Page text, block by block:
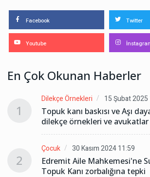
Facebook Twitter
Youtube
En Çok Okunan Haberler
1
Dilekçe Örnekleri 15 Şubat 2025
Topuk kanı baskısı ve Aşı
dilekçe örnekleri ve avukatlar
2
Çocuk 30 Kasım 2024 11:59
Edremit Aile Mahkemesi'ne
Topuk Kanı zorbalığına tepki